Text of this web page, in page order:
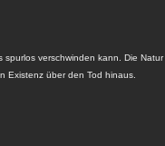
verschwinden kann. Die
Existenz über den Tod hinaus.